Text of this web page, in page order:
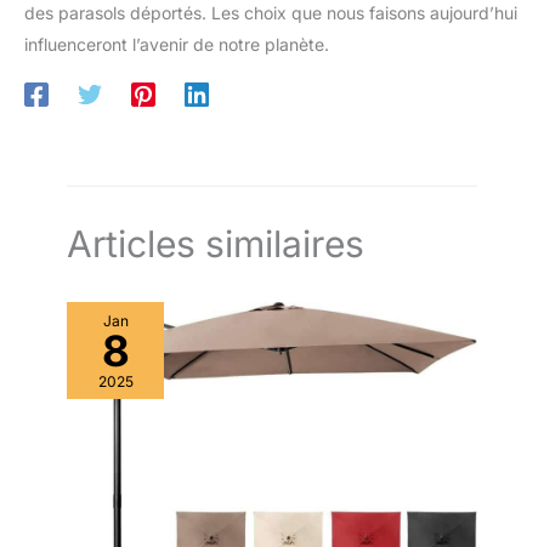
des parasols déportés. Les choix que nous faisons aujourd’hui
influenceront l’avenir de notre planète.
Articles similaires
Jan
8
2025